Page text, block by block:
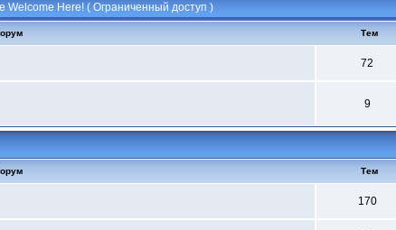
Welcome Here! ( Ограниченный доступ )
Тем
72
9
Тем
170